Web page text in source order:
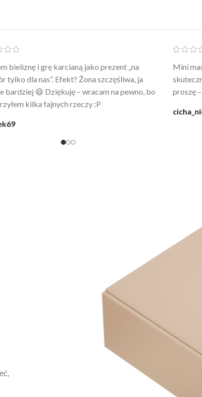
WOW! Szlafrok to sztos – lekki, chłodny, a
jak z luksusowego butiku. Noszę
po kąpieli z mężem.
świetny